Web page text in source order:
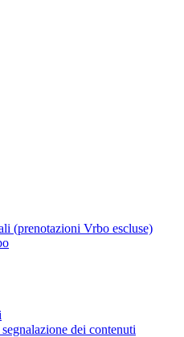
(prenotazioni Vrbo escluse)
dei contenuti